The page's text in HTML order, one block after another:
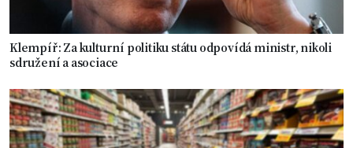
Klempíř: Za kulturní politiku státu odpovídá ministr, nikoli
sdružení a asociace